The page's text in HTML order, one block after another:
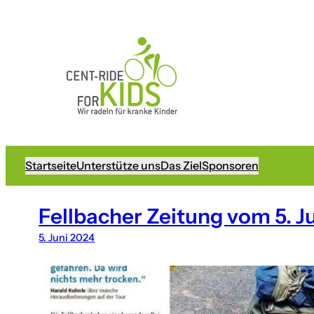
StartseiteUnterstütze unsDas ZielSponsoren
Fellbacher Zeitung vom 5.
5. Juni 2024